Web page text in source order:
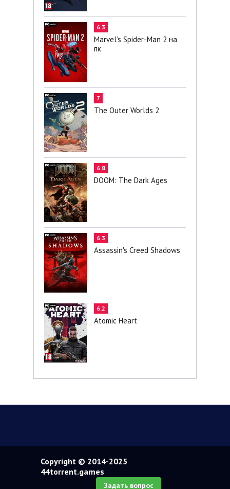
6.3
Marvel’s Spider-Man 2 на
пк
7
The Outer Worlds 2
6.8
DOOM: The Dark Ages
6.3
Assassin's Creed Shadows
6.2
Atomic Heart
Copyright © 2014-2025
44torrent.games
Задать вопрос